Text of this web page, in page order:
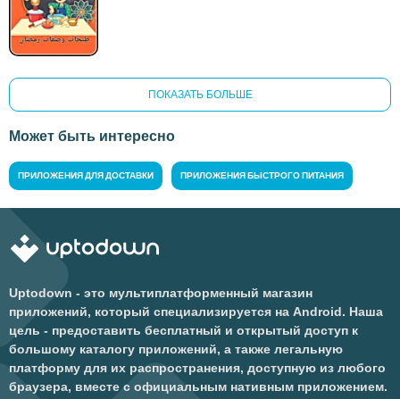
ПОКАЗАТЬ БОЛЬШЕ
Может быть интересно
ПРИЛОЖЕНИЯ ДЛЯ ДОСТАВКИ ПРИЛОЖЕНИЯ БЫСТРОГО ПИТАНИЯ
Uptodown - это мультиплатформенный магазин
приложений, который специализируется на Android. Наша
цель - предоставить бесплатный и открытый доступ к
большому каталогу приложений, а также легальную
платформу для их распространения, доступную из любого
браузера, вместе с официальным нативным приложением.